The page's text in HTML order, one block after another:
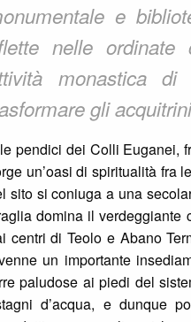
e
nelle ordinate
monastica
gli
pendici dei Colli Euganei,
un’oasi di spiritualità fra
sito si coniuga a una
domina il verdeggiante
centri di Teolo e Abano
un importante
paludose ai piedi del
d’acqua, e dunque